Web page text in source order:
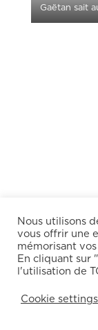
Gaëtan sait
Une
Nous utilisons
vous offrir une
mémorisant
En cliquant sur
l'utilisation de
Cookie settings